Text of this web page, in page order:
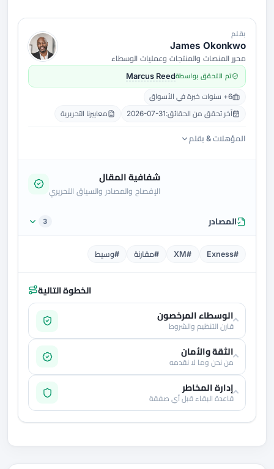
بقلم
James Okonkwo
محرر المنصات والمنتجات وعمليات الوسطاء
تم التحقق بواسطةMarcus Reed
6+ سنوات خبرة في الأسواق
آخر تحقق من الحقائق:2026-07-31 معاييرنا التحريرية
المؤهلات & بقلم
شفافية المقال
الإفصاح والمصادر والسياق التحريري
المصادر 3
#Exness
#XM #مقارنة #وسيط
الخطوة التالية
الوسطاء المرخصون
قارن التنظيم والشروط
الثقة والأمان
من نحن وما لا نقدمه
إدارة المخاطر
قاعدة البقاء قبل أي صفقة